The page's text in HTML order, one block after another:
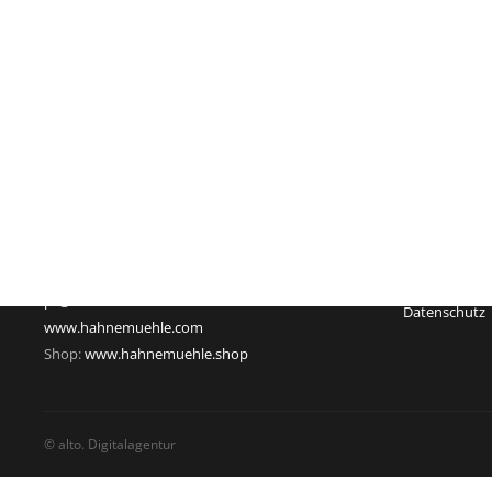
www.hahnemuehle.com
Shop:www.hahnemuehle.shop
Datenschutz
© alto. Digitalagentur